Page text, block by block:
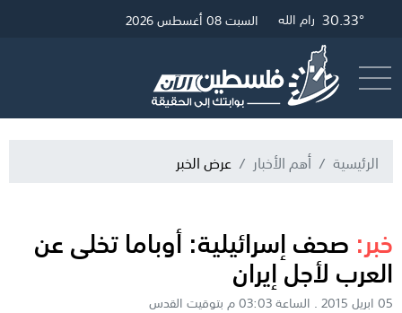
33.29° غزة 30.57° القدس 30.33° رام الله السبت 08 أغسطس 2026
الرئيسية أهم الأخبار عرض الخبر
خبر: صحف إسرائيلية: أوباما تخلى عن
العرب لأجل إيران
05 ابريل 2015 . الساعة 03:03 م بتوقيت القدس